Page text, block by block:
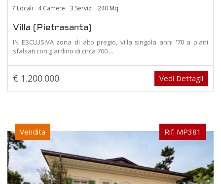
7 Locali 4 Camere 3 Servizi 240 Mq
Villa (Pietrasanta)
IN ESCLUSIVA zona di alto pregio, villa singola anni '70 a piani
sfalsati con giardino di circa 700 ...
€ 1.200.000 Vedi Dettagli
Vendita Rif. MP381